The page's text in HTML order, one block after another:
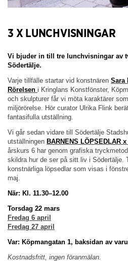
3 X LUNCHVISNINGAR
Vi bjuder in till tre lunchvisningar av
Södertälje.
Varje tillfälle startar vid konstnären Sara
Rörelsen i Kringlans Konstfönster,
och skulpturer får vi möta karaktärer
miljörörelse. Hör curator Ulrika Flink
fantasifulla utställning.
Vi går sedan vidare till Södertälje
utställningen BARNENS LÖPSEDLAR
årskurs 6 har genom grafiska
skildra hur de ser på sitt liv i Södertälje.
konstnärliga löpsedlar som visas i
maj.
När: Kl. 11.30–12.00
Torsdag 22 mars
Fredag 6 april
Fredag 27 april
Var: Köpmangatan 1, baksidan av
Kostnadsfritt, ingen föranmälan.